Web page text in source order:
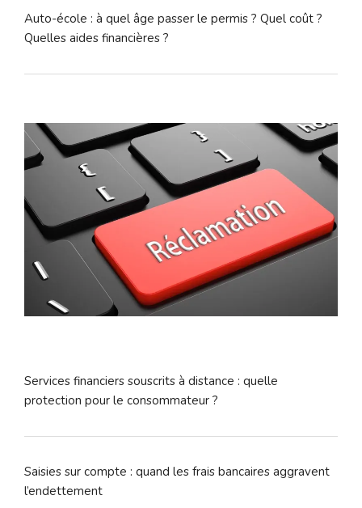
Auto-école : à quel âge passer le permis ? Quel coût ?
Quelles aides financières ?
Services financiers souscrits à distance : quelle
protection pour le consommateur ?
Saisies sur compte : quand les frais bancaires aggravent
l’endettement